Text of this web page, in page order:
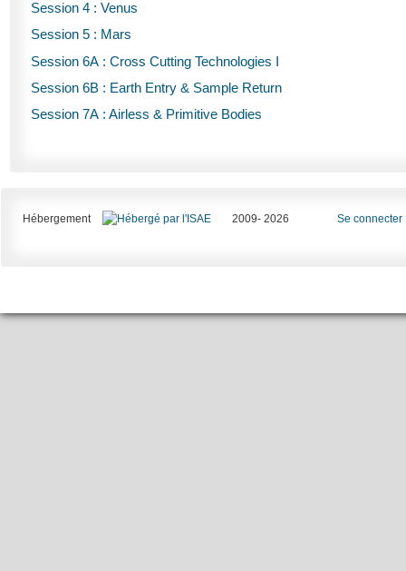
Session 4 : Venus
Session 5 : Mars
Session 6A : Cross Cutting Technologies I
Session 6B : Earth Entry & Sample Return
Session 7A : Airless & Primitive Bodies
Hébergement 2009- 2026 Se connecter